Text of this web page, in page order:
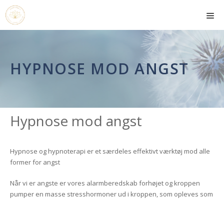
Hop
indhold
HYPNOSE MOD ANGST
Hypnose mod angst
Hypnose og hypnoterapi er et særdeles effektivt værktøj mod alle
former for angst
Når vi er angste er vores alarmberedskab forhøjet og kroppen
pumper en masse stresshormoner ud i kroppen, som opleves som